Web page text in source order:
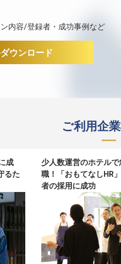
内容/登録者・成功事例など
ウンロード
ご利用企
成
るた
少人数運営のホテル
職！「おもてなしHR
者の採用に成功